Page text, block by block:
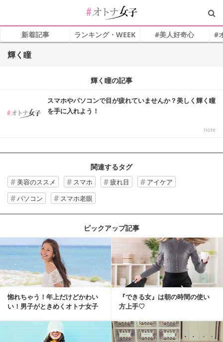
新着記事 ランキング・WEEK #美人好奇心 #
輝く瞳
輝く瞳の記事
スマホやパソコンで目が疲れていませんか？美しく輝く瞳
を手に入れよう！
note_
関連するタグ
美容のススメ スマホ 疲れ目
アイケア
パソコン
スマホ老眼
ピックアップ記事
惚れちゃう！年上だけどかわい
い！男子がときめくオトナ女子
『できる女』は朝の時間の使い
方上手♡